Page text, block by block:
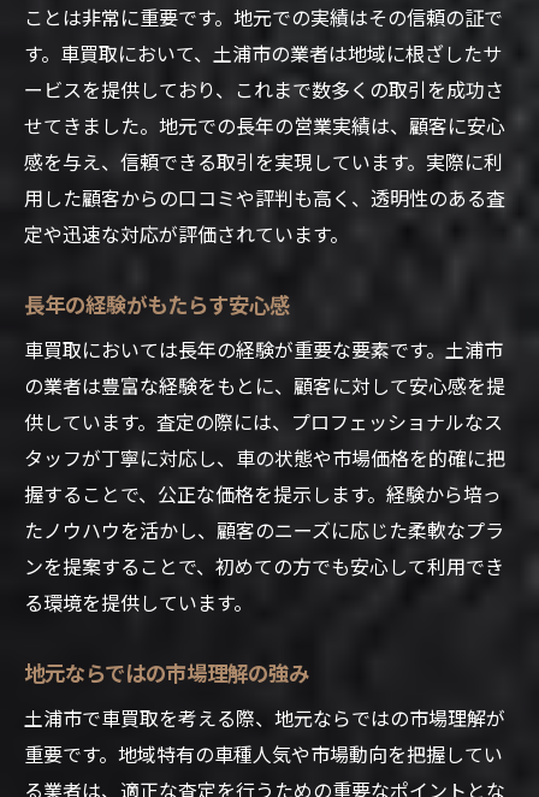
ことは非常に重要です。地元での実績はその信頼の証で
す。車買取において、土浦市の業者は地域に根ざしたサ
ービスを提供しており、これまで数多くの取引を成功さ
せてきました。地元での長年の営業実績は、顧客に安心
感を与え、信頼できる取引を実現しています。実際に利
用した顧客からの口コミや評判も高く、透明性のある査
定や迅速な対応が評価されています。
長年の経験がもたらす安心感
車買取においては長年の経験が重要な要素です。土浦市
の業者は豊富な経験をもとに、顧客に対して安心感を提
供しています。査定の際には、プロフェッショナルなス
タッフが丁寧に対応し、車の状態や市場価格を的確に把
握することで、公正な価格を提示します。経験から培っ
たノウハウを活かし、顧客のニーズに応じた柔軟なプラ
ンを提案することで、初めての方でも安心して利用でき
る環境を提供しています。
地元ならではの市場理解の強み
土浦市で車買取を考える際、地元ならではの市場理解が
重要です。地域特有の車種人気や市場動向を把握してい
る業者は、適正な査定を行うための重要なポイントとな